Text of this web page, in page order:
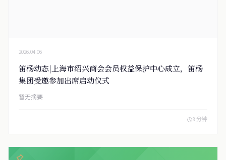
2026.04.06
笛杨动态|上海市绍兴商会会员权益保护中心成立，笛杨
集团受邀参加出席启动仪式
暂无摘要
8 分钟